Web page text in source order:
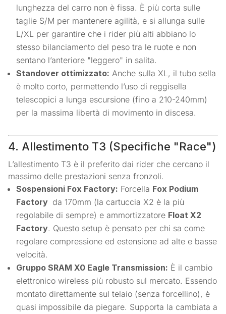
lunghezza del carro non è fissa. È più corta sulle
taglie S/M per mantenere agilità, e si allunga sulle
L/XL per garantire che i rider più alti abbiano lo
stesso bilanciamento del peso tra le ruote e non
sentano l’anteriore "leggero" in salita.
Standover ottimizzato: Anche sulla XL, il tubo sella
è molto corto, permettendo l’uso di reggisella
telescopici a lunga escursione (fino a 210-240mm)
per la massima libertà di movimento in discesa.
4. Allestimento T3 (Specifiche "Race")
L’allestimento T3 è il preferito dai rider che cercano il
massimo delle prestazioni senza fronzoli.
Sospensioni Fox Factory: Forcella Fox Podium
Factory da 170mm (la cartuccia X2 è la più
regolabile di sempre) e ammortizzatore Float X2
Factory. Questo setup è pensato per chi sa come
regolare compressione ed estensione ad alte e basse
velocità.
Gruppo SRAM X0 Eagle Transmission: È il cambio
elettronico wireless più robusto sul mercato. Essendo
montato direttamente sul telaio (senza forcellino), è
quasi impossibile da piegare. Supporta la cambiata a